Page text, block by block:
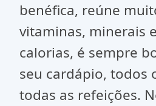
benéfica, reúne
vitaminas, minerais
calorias, é sempre
seu cardápio, todos
todas as refeições.